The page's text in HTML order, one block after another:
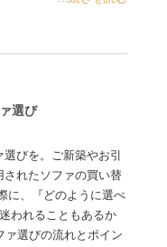
選び
びを。ご新築やお引
されたソファの買い替
に、『どのように選べ
われることもあるか
ァ選びの流れとポイン